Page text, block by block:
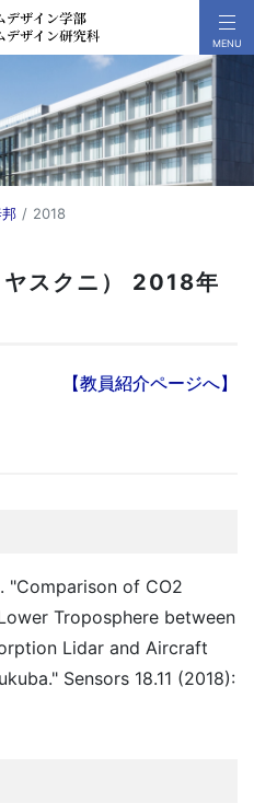
2018
スクニ） 2018年
【教員紹介ページへ】
"Comparison of CO2
Troposphere between
Lidar and Aircraft
Sensors 18.11 (2018):